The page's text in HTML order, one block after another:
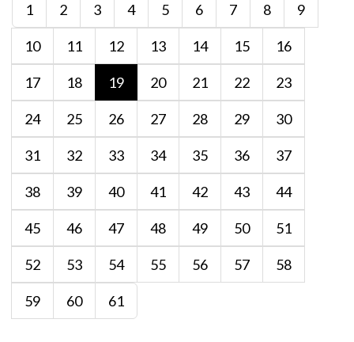
1 2 3 4 5 6 7 8 9
10 11 12 13 14 15 16
17 18 19 20 21 22 23
24 25 26 27 28 29 30
31 32 33 34 35 36 37
38 39 40 41 42 43 44
45 46 47 48 49 50 51
52 53 54 55 56 57 58
59 60 61